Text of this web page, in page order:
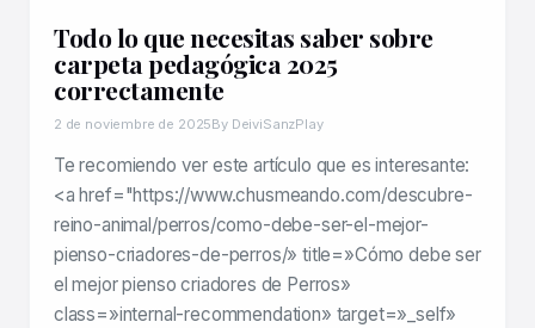
Todo lo que necesitas saber sobre
carpeta pedagógica 2025
correctamente
2 de noviembre de 2025By DeiviSanzPlay
Te recomiendo ver este artículo que es interesante:
<a href="https://www.chusmeando.com/descubre-
reino-animal/perros/como-debe-ser-el-mejor-
pienso-criadores-de-perros/» title=»Cómo debe ser
el mejor pienso criadores de Perros»
class=»internal-recommendation» target=»_self»